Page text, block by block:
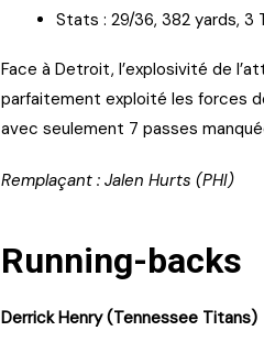
Stats : 29/36, 382 yards, 3
Face à Detroit, l’explosivité de
parfaitement exploité les forces
avec seulement 7 passes
Remplaçant : Jalen Hurts (PHI)
Running-backs
Derrick Henry (Tennessee Titans)